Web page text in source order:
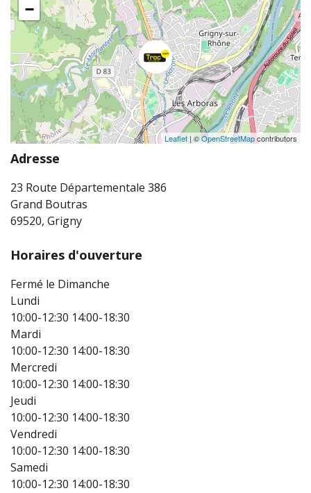
−
Leaflet | ©OpenStreetMapcontributors
Adresse
23 Route Départementale 386
Grand Boutras
69520, Grigny
Horaires d'ouverture
Fermé le Dimanche
Lundi
10:00-12:30 14:00-18:30
Mardi
10:00-12:30 14:00-18:30
Mercredi
10:00-12:30 14:00-18:30
Jeudi
10:00-12:30 14:00-18:30
Vendredi
10:00-12:30 14:00-18:30
Samedi
10:00-12:30 14:00-18:30